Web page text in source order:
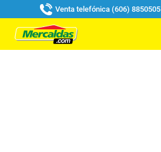
Venta telefónica (606) 8850505